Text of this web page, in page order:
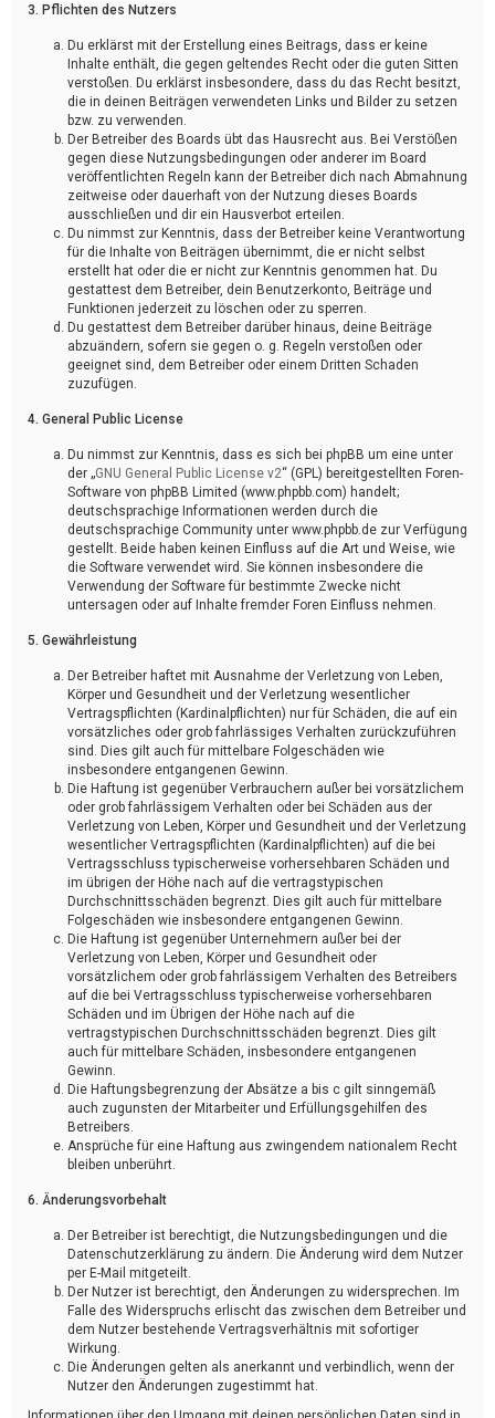
3. Pflichten des Nutzers
Du erklärst mit der Erstellung eines Beitrags, dass er keine
Inhalte enthält, die gegen geltendes Recht oder die guten Sitten
verstoßen. Du erklärst insbesondere, dass du das Recht besitzt,
die in deinen Beiträgen verwendeten Links und Bilder zu setzen
bzw. zu verwenden.
Der Betreiber des Boards übt das Hausrecht aus. Bei Verstößen
gegen diese Nutzungsbedingungen oder anderer im Board
veröffentlichten Regeln kann der Betreiber dich nach Abmahnung
zeitweise oder dauerhaft von der Nutzung dieses Boards
ausschließen und dir ein Hausverbot erteilen.
Du nimmst zur Kenntnis, dass der Betreiber keine Verantwortung
für die Inhalte von Beiträgen übernimmt, die er nicht selbst
erstellt hat oder die er nicht zur Kenntnis genommen hat. Du
gestattest dem Betreiber, dein Benutzerkonto, Beiträge und
Funktionen jederzeit zu löschen oder zu sperren.
Du gestattest dem Betreiber darüber hinaus, deine Beiträge
abzuändern, sofern sie gegen o. g. Regeln verstoßen oder
geeignet sind, dem Betreiber oder einem Dritten Schaden
zuzufügen.
4. General Public License
Du nimmst zur Kenntnis, dass es sich bei phpBB um eine unter
der „GNU General Public License v2“ (GPL) bereitgestellten Foren-
Software von phpBB Limited (www.phpbb.com) handelt;
deutschsprachige Informationen werden durch die
deutschsprachige Community unter www.phpbb.de zur Verfügung
gestellt. Beide haben keinen Einfluss auf die Art und Weise, wie
die Software verwendet wird. Sie können insbesondere die
Verwendung der Software für bestimmte Zwecke nicht
untersagen oder auf Inhalte fremder Foren Einfluss nehmen.
5. Gewährleistung
Der Betreiber haftet mit Ausnahme der Verletzung von Leben,
Körper und Gesundheit und der Verletzung wesentlicher
Vertragspflichten (Kardinalpflichten) nur für Schäden, die auf ein
vorsätzliches oder grob fahrlässiges Verhalten zurückzuführen
sind. Dies gilt auch für mittelbare Folgeschäden wie
insbesondere entgangenen Gewinn.
Die Haftung ist gegenüber Verbrauchern außer bei vorsätzlichem
oder grob fahrlässigem Verhalten oder bei Schäden aus der
Verletzung von Leben, Körper und Gesundheit und der Verletzung
wesentlicher Vertragspflichten (Kardinalpflichten) auf die bei
Vertragsschluss typischerweise vorhersehbaren Schäden und
im übrigen der Höhe nach auf die vertragstypischen
Durchschnittsschäden begrenzt. Dies gilt auch für mittelbare
Folgeschäden wie insbesondere entgangenen Gewinn.
Die Haftung ist gegenüber Unternehmern außer bei der
Verletzung von Leben, Körper und Gesundheit oder
vorsätzlichem oder grob fahrlässigem Verhalten des Betreibers
auf die bei Vertragsschluss typischerweise vorhersehbaren
Schäden und im Übrigen der Höhe nach auf die
vertragstypischen Durchschnittsschäden begrenzt. Dies gilt
auch für mittelbare Schäden, insbesondere entgangenen
Gewinn.
Die Haftungsbegrenzung der Absätze a bis c gilt sinngemäß
auch zugunsten der Mitarbeiter und Erfüllungsgehilfen des
Betreibers.
Ansprüche für eine Haftung aus zwingendem nationalem Recht
bleiben unberührt.
6. Änderungsvorbehalt
Der Betreiber ist berechtigt, die Nutzungsbedingungen und die
Datenschutzerklärung zu ändern. Die Änderung wird dem Nutzer
per E-Mail mitgeteilt.
Der Nutzer ist berechtigt, den Änderungen zu widersprechen. Im
Falle des Widerspruchs erlischt das zwischen dem Betreiber und
dem Nutzer bestehende Vertragsverhältnis mit sofortiger
Wirkung.
Die Änderungen gelten als anerkannt und verbindlich, wenn der
Nutzer den Änderungen zugestimmt hat.